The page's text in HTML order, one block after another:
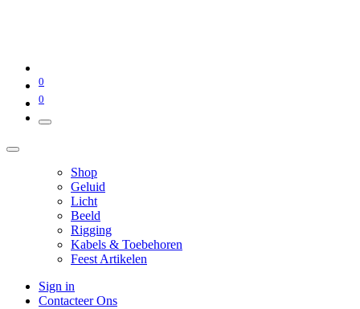
0
0
Shop
Geluid
Licht
Beeld
Rigging
Kabels & Toebehoren
Feest Artikelen
Sign in
Contacteer Ons